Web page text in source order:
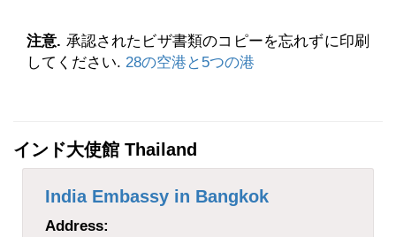
注意. 承認されたビザ書類のコピーを忘れずに印刷
してください. 28の空港と5つの港
インド大使館 Thailand
India Embassy in Bangkok
Address: